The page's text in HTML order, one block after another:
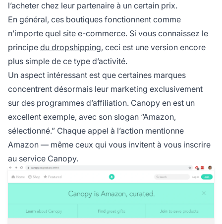
l’acheter chez leur partenaire à un certain prix.
En général, ces boutiques fonctionnent comme
n’importe quel site e-commerce. Si vous connaissez le
principe du dropshipping, ceci est une version encore
plus simple de ce type d’activité.
Un aspect intéressant est que certaines marques
concentrent désormais leur marketing exclusivement
sur des programmes d’affiliation. Canopy en est un
excellent exemple, avec son slogan “Amazon,
sélectionné.” Chaque appel à l’action mentionne
Amazon — même ceux qui vous invitent à vous inscrire
au service Canopy.